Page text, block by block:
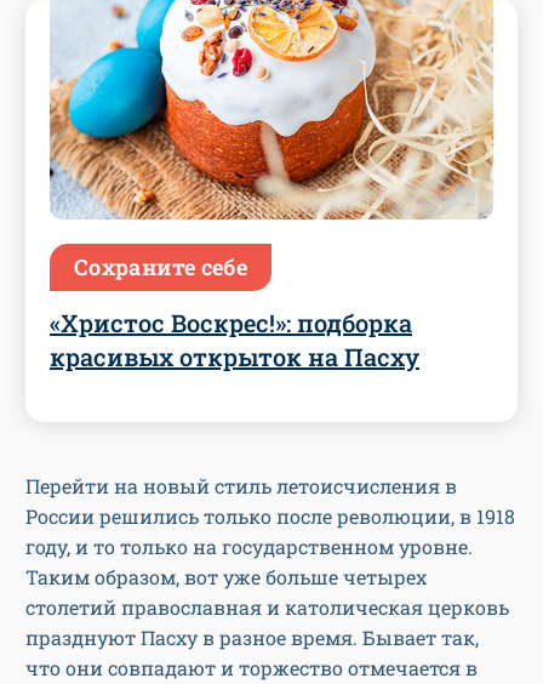
Сохраните себе
«Христос Воскрес!»: подборка
красивых открыток на Пасху
Перейти на новый стиль летоисчисления в
России решились только после революции, в 1918
году, и то только на государственном уровне.
Таким образом, вот уже больше четырех
столетий православная и католическая церковь
празднуют Пасху в разное время. Бывает так,
что они совпадают и торжество отмечается в